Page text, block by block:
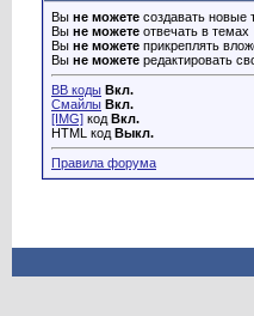
Вы не можете создавать новые
Вы не можете отвечать в темах
Вы не можете прикреплять
Вы не можете редактировать
BB коды Вкл.
Смайлы Вкл.
[IMG] код Вкл.
HTML код Выкл.
Правила форума